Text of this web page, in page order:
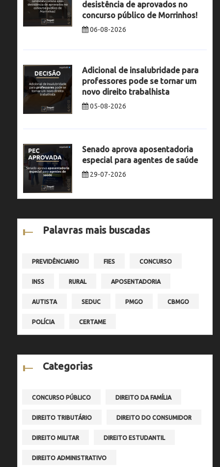
desistência de aprovados no
concurso público de Morrinhos!
06-08-2026
Adicional de insalubridade para
professores pode se tornar um
novo direito trabalhista
05-08-2026
Senado aprova aposentadoria
especial para agentes de saúde
29-07-2026
Palavras mais buscadas
PREVIDÊNCIARIO FIES CONCURSO
INSS RURAL APOSENTADORIA
AUTISTA SEDUC PMGO CBMGO
POLÍCIA CERTAME
Categorias
CONCURSO PÚBLICO DIREITO DA FAMÍLIA
DIREITO TRIBUTÁRIO DIREITO DO CONSUMIDOR
DIREITO MILITAR DIREITO ESTUDANTIL
DIREITO ADMINISTRATIVO